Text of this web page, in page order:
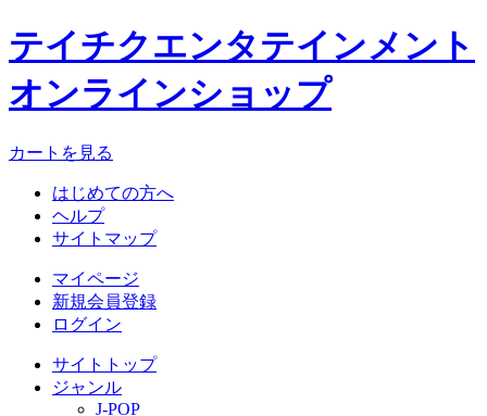
テイチクエンタテインメント
オンラインショップ
カートを見る
はじめての方へ
ヘルプ
サイトマップ
マイページ
新規会員登録
ログイン
サイトトップ
ジャンル
J-POP